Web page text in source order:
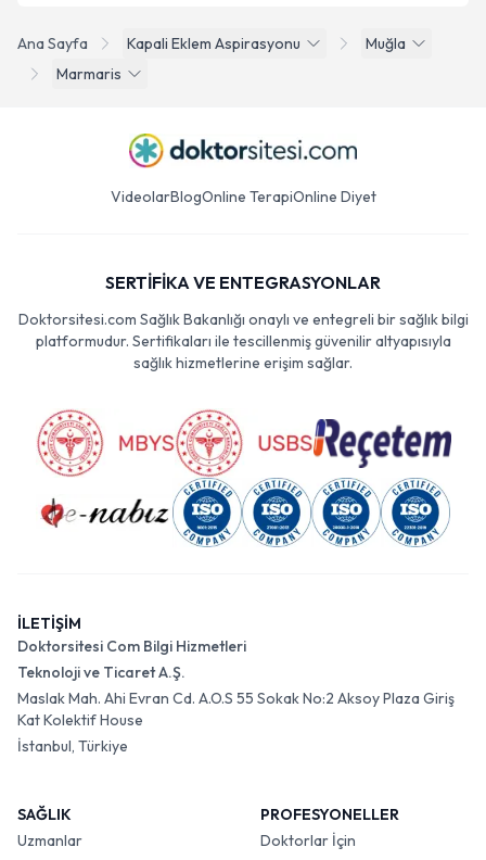
Ana Sayfa Kapali Eklem Aspirasyonu
Muğla
Marmaris
VideolarBlogOnline TerapiOnline Diyet
SERTİFİKA VE ENTEGRASYONLAR
Doktorsitesi.com Sağlık Bakanlığı onaylı ve entegreli bir sağlık bilgi
platformudur. Sertifikaları ile tescillenmiş güvenilir altyapısıyla
sağlık hizmetlerine erişim sağlar.
İLETİŞİM
Doktorsitesi Com Bilgi Hizmetleri
Teknoloji ve Ticaret A.Ş.
Maslak Mah. Ahi Evran Cd. A.O.S 55 Sokak No:2 Aksoy Plaza Giriş
Kat Kolektif House
İstanbul, Türkiye
SAĞLIK
Uzmanlar
PROFESYONELLER
Doktorlar İçin